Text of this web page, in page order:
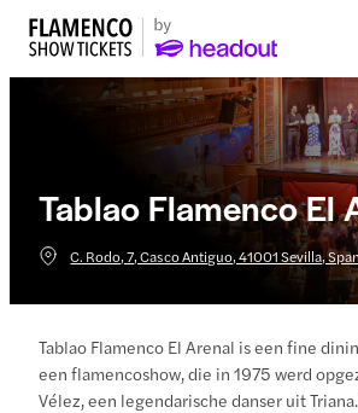
Tablao Flamenco El
C. Rodo, 7, Casco Antiguo, 41001 Sevilla,
Tablao Flamenco El Arenal is een fine
een flamencoshow, die in 1975 werd
Vélez, een legendarische danser uit